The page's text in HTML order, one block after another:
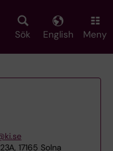
Sök English Meny
17165 Solna